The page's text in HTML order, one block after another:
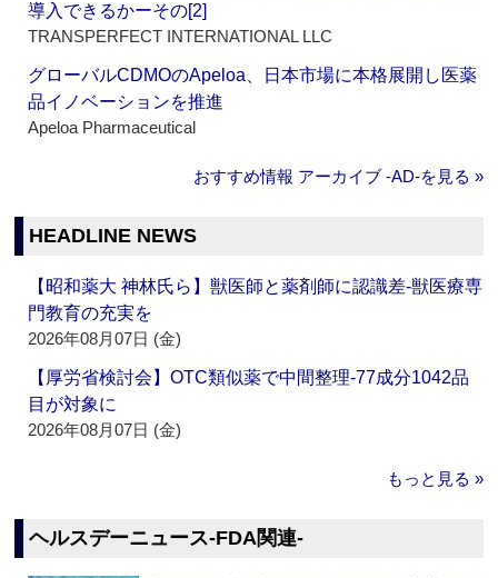
導入できるかーその[2]
TRANSPERFECT INTERNATIONAL LLC
グローバルCDMOのApeloa、日本市場に本格展開し医薬
品イノベーションを推進
Apeloa Pharmaceutical
おすすめ情報 アーカイブ ‐AD‐を見る »
HEADLINE NEWS
【昭和薬大 神林氏ら】獣医師と薬剤師に認識差‐獣医療専
門教育の充実を
2026年08月07日 (金)
【厚労省検討会】OTC類似薬で中間整理‐77成分1042品
目が対象に
2026年08月07日 (金)
もっと見る »
ヘルスデーニュース‐FDA関連‐